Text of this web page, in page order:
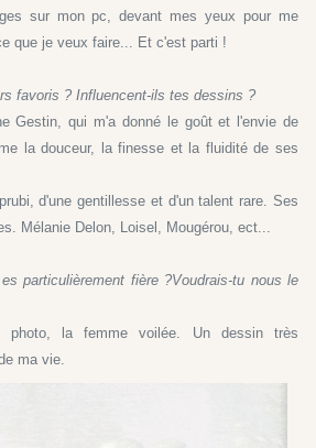
sur mon pc, devant mes yeux pour me
que je veux faire... Et c'est parti !
favoris ? Influencent-ils tes dessins ?
Gestin, qui m'a donné le goût et l'envie de
la douceur, la finesse et la fluidité de ses
d'une gentillesse et d'un talent rare. Ses
Mélanie Delon, Loisel, Mougérou, ect...
particulièrement fière ?Voudrais-tu nous le
photo, la femme voilée. Un dessin très
ma vie.